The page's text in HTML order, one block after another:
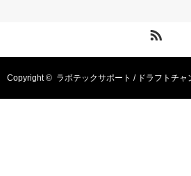
Copyright © ラボテックサポート / ドラフトチ